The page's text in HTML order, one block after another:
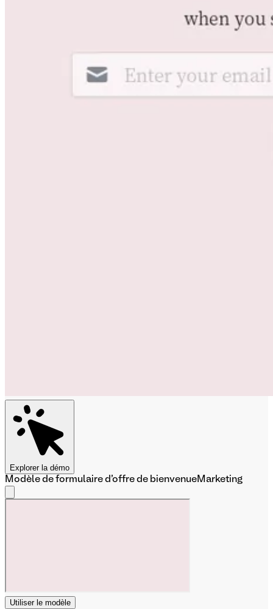
Explorer la démo
Modèle de formulaire d'offre de bienvenue Marketing
Utiliser le modèle